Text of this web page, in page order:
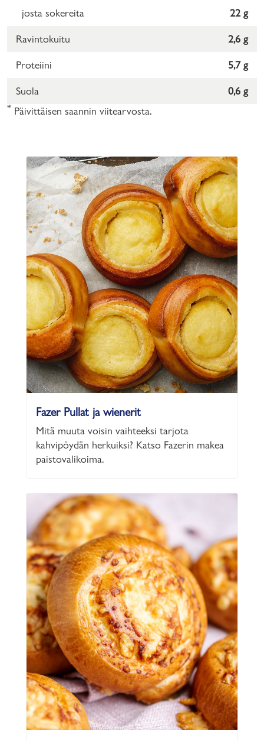
josta sokereita 22 g
Ravintokuitu 2,6 g
Proteiini 5,7 g
Suola 0,6 g
* Päivittäisen saannin viitearvosta.
Fazer Pullat ja wienerit
Mitä muuta voisin vaihteeksi tarjota
kahvipöydän herkuiksi? Katso Fazerin makea
paistovalikoima.